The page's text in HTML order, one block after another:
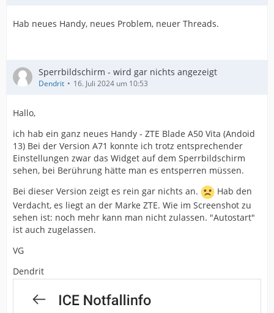
Hab neues Handy, neues Problem, neuer Threads.
Sperrbildschirm - wird gar nichts angezeigt
Dendrit 16. Juli 2024 um 10:53
Hallo,
ich hab ein ganz neues Handy - ZTE Blade A50 Vita (Andoid
13) Bei der Version A71 konnte ich trotz entsprechender
Einstellungen zwar das Widget auf dem Sperrbildschirm
sehen, bei Berührung hätte man es entsperren müssen.
Bei dieser Version zeigt es rein gar nichts an.
Hab den
Verdacht, es liegt an der Marke ZTE. Wie im Screenshot zu
sehen ist: noch mehr kann man nicht zulassen. "Autostart"
ist auch zugelassen.
VG
Dendrit